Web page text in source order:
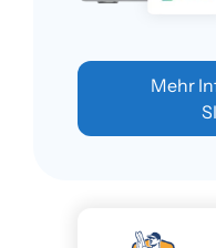
Mehr